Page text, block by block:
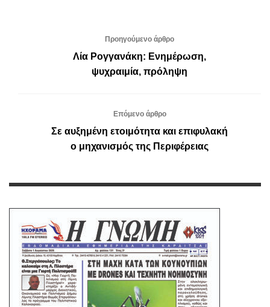
Προηγούμενο άρθρο
Λία Ρογγανάκη: Ενημέρωση,
ψυχραιμία, πρόληψη
Επόμενο άρθρο
Σε αυξημένη ετοιμότητα και επιφυλακή
ο μηχανισμός της Περιφέρειας